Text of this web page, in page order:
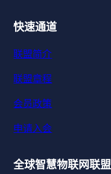
快速通道
联盟简介
联盟章程
会员政策
申请入会
全球智慧物联网联盟